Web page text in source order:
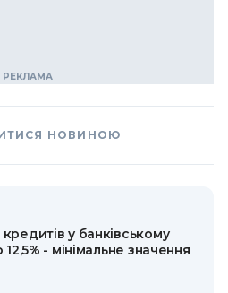
НОВИНОЮ
у банківському
- мінімальне значення